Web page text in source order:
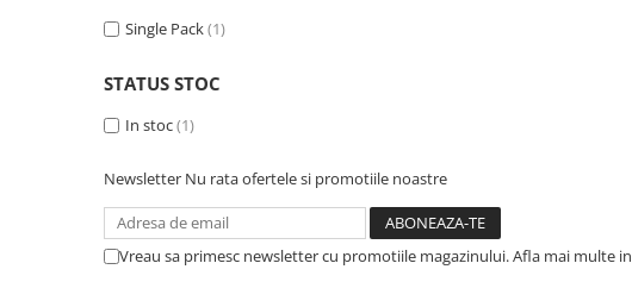
Piese si accesorii
Desktop PC
PC Gaming
Single Pack(1)
STATUS STOC
In stoc(1)
Newsletter Nu rata ofertele si promotiile noastre
Vreau sa primesc newsletter cu promotiile magazinului. Afla mai multe in